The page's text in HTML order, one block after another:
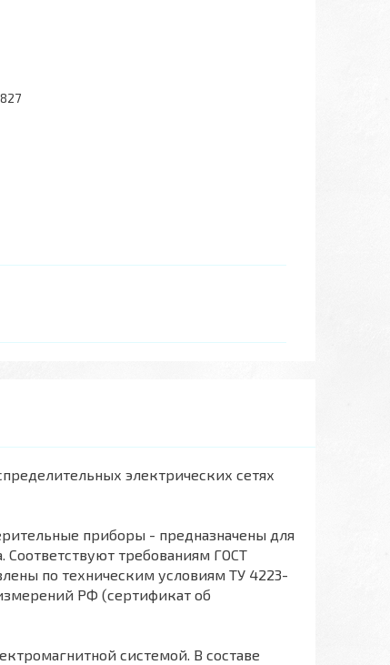
электрических сетях
приборы - предназначены для
Соответствуют требованиям ГОСТ
по техническим условиям ТУ 4223-
РФ (сертификат об
системой. В составе